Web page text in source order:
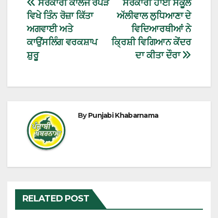
ਸਰਕਾਰੀ ਹਾਈ ਸਕੂਲ
ਅੱਲੀਵਾਲ ਲੁਧਿਆਣਾ ਦੇ
ਵਿਦਿਆਰਥੀਆਂ ਨੇ
ਕ੍ਰਿਸ਼ੀ ਵਿਗਿਆਨ ਕੇਂਦਰ
ਦਾ ਕੀਤਾ ਦੌਰਾ
ਸਰਕਾਰੀ ਕਾਲਜ ਰੋਪੜ
ਵਿਖੇ ਤਿੰਨ ਰੋਜ਼ਾ ਕਿੱਤਾ
ਅਗਵਾਈ ਅਤੇ
ਕਾਉਂਸਲਿੰਗ ਵਰਕਸ਼ਾਪ
ਸ਼ੁਰੂ
ByPunjabi Khabarnama
RELATED POST